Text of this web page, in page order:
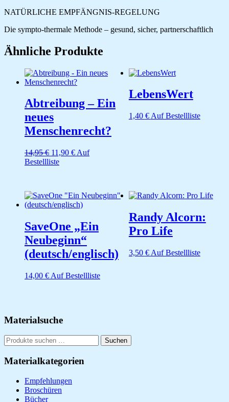
NATÜRLICHE EMPFÄNGNIS-REGELUNG
Die sympto-thermale Methode – gesund, sicher, partnerschaftlich
Ähnliche Produkte
Abtreibung – Ein
neues
Menschenrecht?
14,95€ Ursprünglicher
Preis
11,90 €Aktueller
Auf
Bestellliste
LebensWert
1,40 € Auf Bestellliste
SaveOne „Ein
Neubeginn“
(deutsch/englisch)
14,00 € Auf Bestellliste
Randy Alcorn:
Pro Life
3,50 € Auf Bestellliste
Seitenspalte
Materialsuche
Suchen
nach:
Suchen
Materialkategorien
Empfehlungen
Broschüren
Bücher